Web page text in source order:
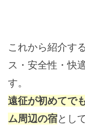
これから紹介す
ス・安全性・快
す。
遠征が初めてで
ム周辺の宿とし